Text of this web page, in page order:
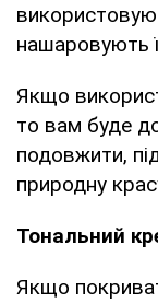
нашаровують
Якщо
то вам буде
подовжити,
природну
Тональний
Якщо